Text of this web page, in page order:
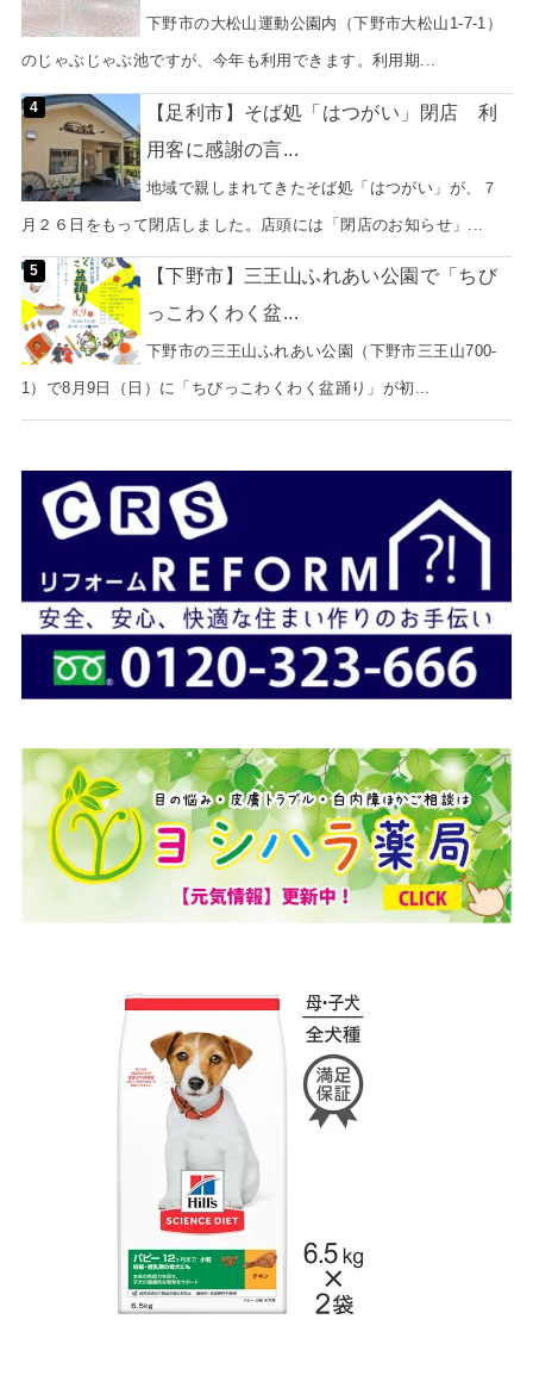
下野市の大松山運動公園内（下野市大松山1-7-1）
のじゃぶじゃぶ池ですが、今年も利用できます。利用期...
【足利市】そば処「はつがい」閉店 利
用客に感謝の言...
地域で親しまれてきたそば処「はつがい」が、７
月２６日をもって閉店しました。店頭には「閉店のお知らせ」...
【下野市】三王山ふれあい公園で「ちび
っこわくわく盆...
下野市の三王山ふれあい公園（下野市三王山700-
1）で8月9日（日）に「ちびっこわくわく盆踊り」が初...